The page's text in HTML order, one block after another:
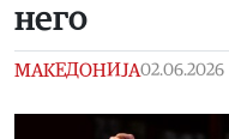
него
МАКЕДОНИЈА02.06.2026